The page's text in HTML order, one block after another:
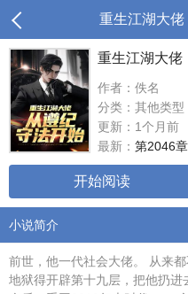
重生江湖大
重生江湖大佬
作者：佚名
分类：其他类型
更新：1个月前
最新： 第2046章
开始阅读
小说简介
前世，他一代社会大佬。 从来
地狱得开辟第十九层，把他扔